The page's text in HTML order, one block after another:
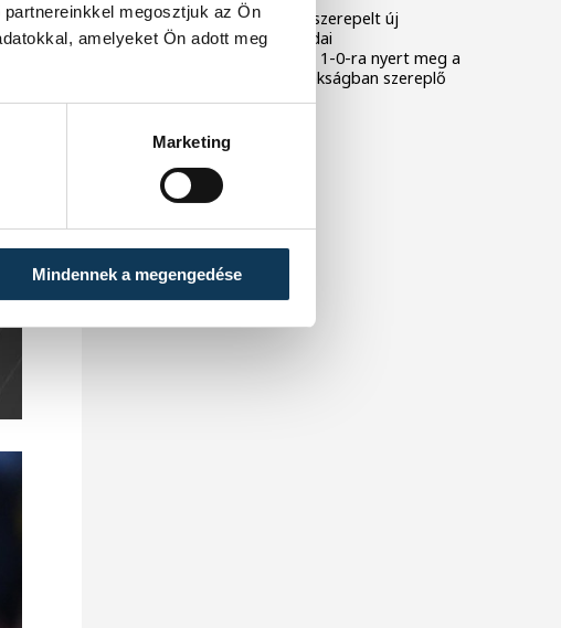
megosztjuk az Ön
amelyeket Ön adott meg
Marketing
Mindennek a megengedése
Gulácsi Péter kezdőként szerepelt új
csapata, a Villarreal szerdai
edzőmérkőzésén, melyet 1-0-ra nyert meg a
spanyol labdarúgó-bajnokságban szereplő
együttes.